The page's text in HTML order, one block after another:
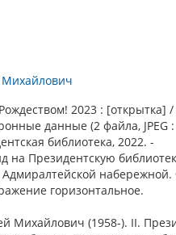
Михайлович
2023 : [открытка] /
данные (2 файла, JPEG
библиотека, 2022. -
на Президентскую
Адмиралтейской
горизонтальное.
Михайлович (1958-). II.